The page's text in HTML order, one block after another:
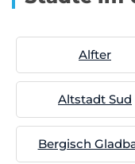
Alfter
Altstadt Sud
Bergisch